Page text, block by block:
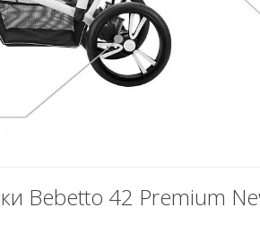
Bebetto 42 Premium